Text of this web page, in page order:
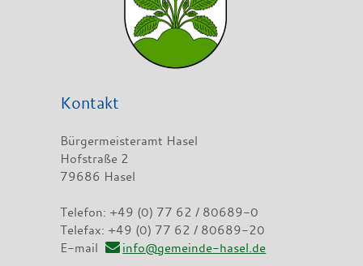
Kontakt
Bürgermeisteramt Hasel
Hofstraße 2
79686 Hasel
Telefon: +49 (0) 77 62 / 80689-0
Telefax: +49 (0) 77 62 / 80689-20
E-mail
info@gemeinde-hasel.de